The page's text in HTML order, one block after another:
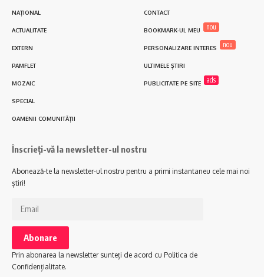
NAȚIONAL
ACTUALITATE
EXTERN
PAMFLET
MOZAIC
SPECIAL
OAMENII COMUNITĂȚII
CONTACT
BOOKMARK-UL MEU nou
PERSONALIZARE INTERES nou
ULTIMELE ȘTIRI
PUBLICITATE PE SITE ads
Înscrieți-vă la newsletter-ul nostru
Abonează-te la newsletter-ul nostru pentru a primi instantaneu cele mai noi
știri!
Prin abonarea la newsletter sunteți de acord cu Politica de
Confidențialitate.